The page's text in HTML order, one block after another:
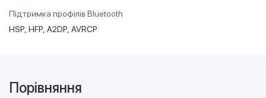
Підтримка профілів Bluetooth
HSP HFP A2DP AVRCP
Порівняння